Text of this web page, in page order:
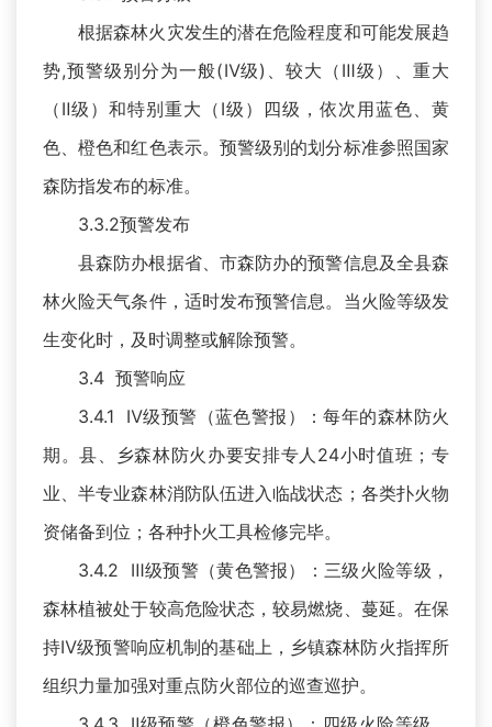
根据森林火灾发生的潜在危险程度和可能发展趋
势,预警级别分为一般(Ⅳ级)、较大（Ⅲ级）、重大
（Ⅱ级）和特别重大（Ⅰ级）四级，依次用蓝色、黄
色、橙色和红色表示。预警级别的划分标准参照国家
森防指发布的标准。
3.3.2预警发布
县森防办根据省、市森防办的预警信息及全县森
林火险天气条件，适时发布预警信息。当火险等级发
生变化时，及时调整或解除预警。
3.4 预警响应
3.4.1 Ⅳ级预警（蓝色警报）：每年的森林防火
期。县、乡森林防火办要安排专人24小时值班；专
业、半专业森林消防队伍进入临战状态；各类扑火物
资储备到位；各种扑火工具检修完毕。
3.4.2 Ⅲ级预警（黄色警报）：三级火险等级，
森林植被处于较高危险状态，较易燃烧、蔓延。在保
持Ⅳ级预警响应机制的基础上，乡镇森林防火指挥所
组织力量加强对重点防火部位的巡查巡护。